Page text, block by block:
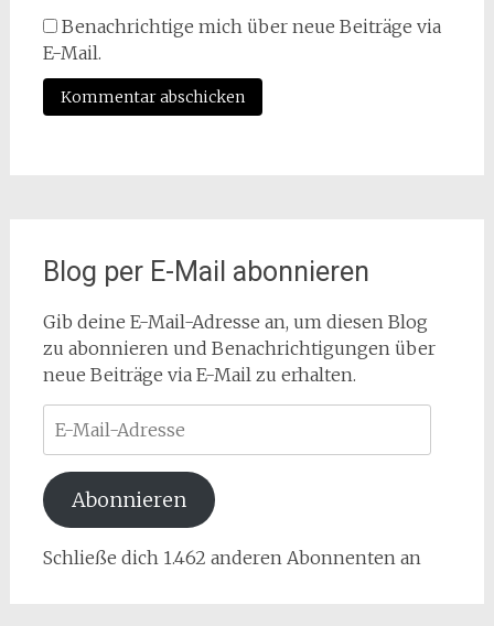
Benachrichtige mich über neue Beiträge via
E-Mail.
Blog per E-Mail abonnieren
Gib deine E-Mail-Adresse an, um diesen Blog
zu abonnieren und Benachrichtigungen über
neue Beiträge via E-Mail zu erhalten.
Mail-
Adresse
Abonnieren
Schließe dich 1.462 anderen Abonnenten an